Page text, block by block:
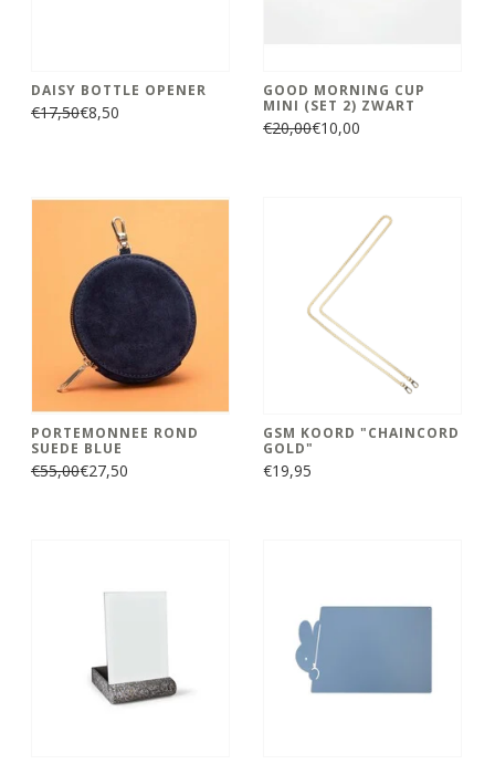
DAISY BOTTLE OPENER
€17,50€8,50
GOOD MORNING CUP
MINI (SET 2) ZWART
€20,00€10,00
PORTEMONNEE ROND
SUEDE BLUE
€55,00€27,50
GSM KOORD "CHAINCORD
GOLD"
€19,95